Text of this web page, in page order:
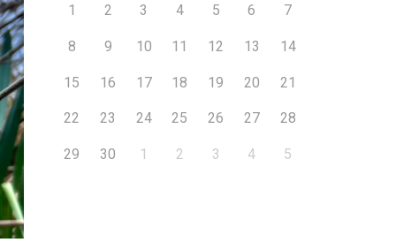
1 2 3 4 5 6 7
8 9 10 11 12 13 14
15 16 17 18 19 20 21
22 23 24 25 26 27 28
29 30 1 2 3 4 5